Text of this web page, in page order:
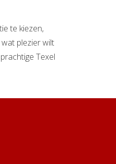
te kiezen,
plezier wilt
Texel